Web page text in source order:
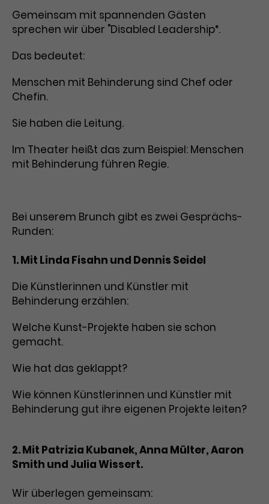
Gemeinsam mit spannenden Gästen
sprechen wir über "Disabled Leadership“.
Das bedeutet:
Menschen mit Behinderung sind Chef oder
Chefin.
Sie haben die Leitung.
Im Theater heißt das zum Beispiel: Menschen
mit Behinderung führen Regie.
Bei unserem Brunch gibt es zwei Gesprächs-
Runden:
1. Mit Linda Fisahn und Dennis Seidel
Die Künstlerinnen und Künstler mit
Behinderung erzählen:
Welche Kunst-Projekte haben sie schon
gemacht.
Wie hat das geklappt?
Wie können Künstlerinnen und Künstler mit
Behinderung gut ihre eigenen Projekte leiten?
2. Mit Patrizia Kubanek, Anna Mülter, Aaron
Smith und Julia Wissert.
Wir überlegen gemeinsam: